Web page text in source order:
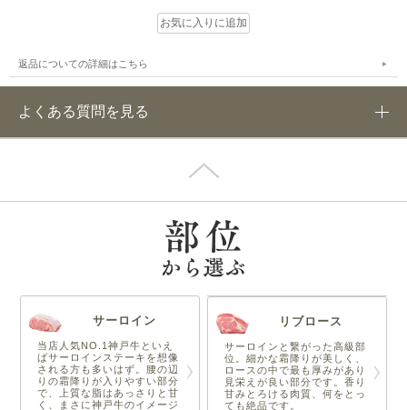
返品についての詳細はこちら
よくある質問を見る
サーロイン
当店人気NO.1神戸牛といえ
ばサーロインステーキを想像
される方も多いはず。腰の辺
りの霜降りが入りやすい部分
で、上質な脂はあっさりと甘
く、まさに神戸牛のイメージ
リブロース
サーロインと繋がった高級部
位。細かな霜降りが美しく、
ロースの中で最も厚みがあり
見栄えが良い部分です。香り
甘みとろける肉質、何をとっ
ても絶品です。